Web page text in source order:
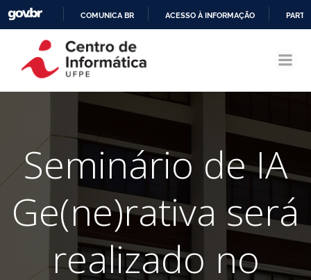
CONTEÚDO
COMUNICA BR ACESSO À INFORMAÇÃO
Seminário de IA
Ge(ne)rativa será
realizado no